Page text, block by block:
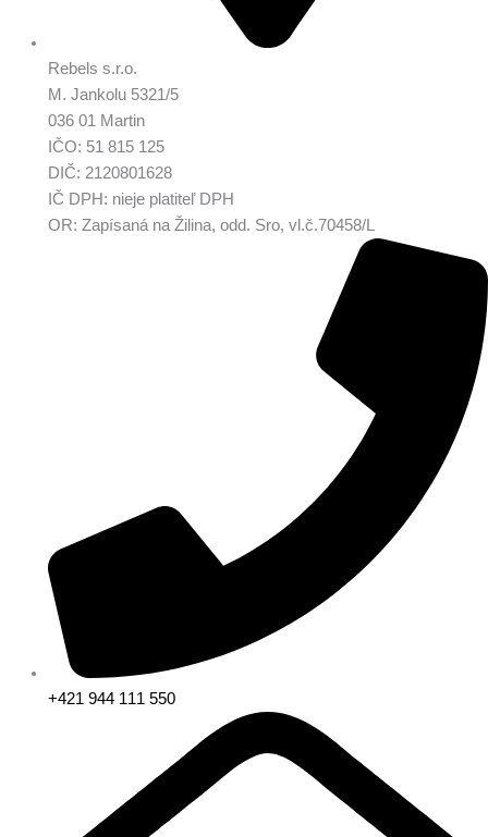
Rebels s.r.o.
M. Jankolu 5321/5
036 01 Martin
IČO: 51 815 125
DIČ: 2120801628
IČ DPH: nieje platiteľ DPH
OR: Zapísaná na Žilina, odd. Sro, vl.č.70458/L
+421 944 111 550